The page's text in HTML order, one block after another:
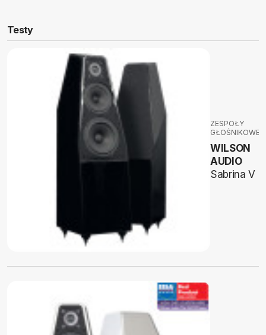
Testy
ZESPOŁY
GŁOŚNIKOWE
WILSON
AUDIO
Sabrina V